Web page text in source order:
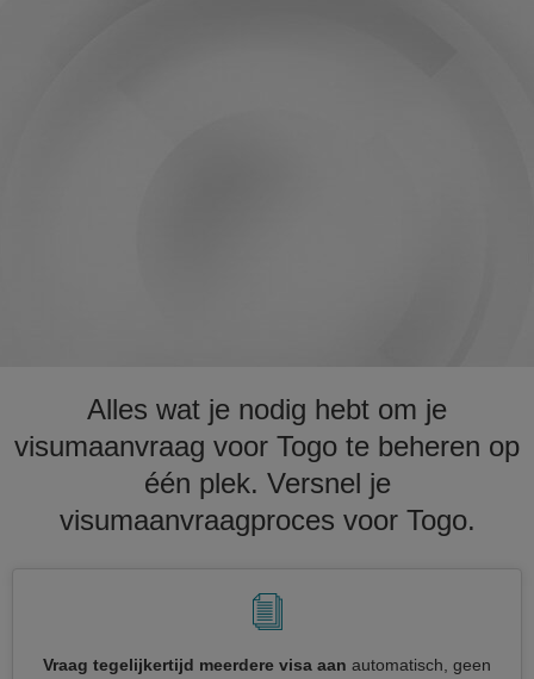
Alles wat je nodig hebt om je
visumaanvraag voor Togo te beheren op
één plek. Versnel je
visumaanvraagproces voor Togo.
Vraag tegelijkertijd meerdere visa aan automatisch, geen